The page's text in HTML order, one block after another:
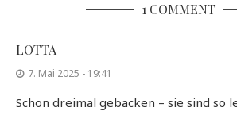
1 COMMENT
LOTTA
7. Mai 2025 - 19:41
Schon dreimal gebacken – sie sind so